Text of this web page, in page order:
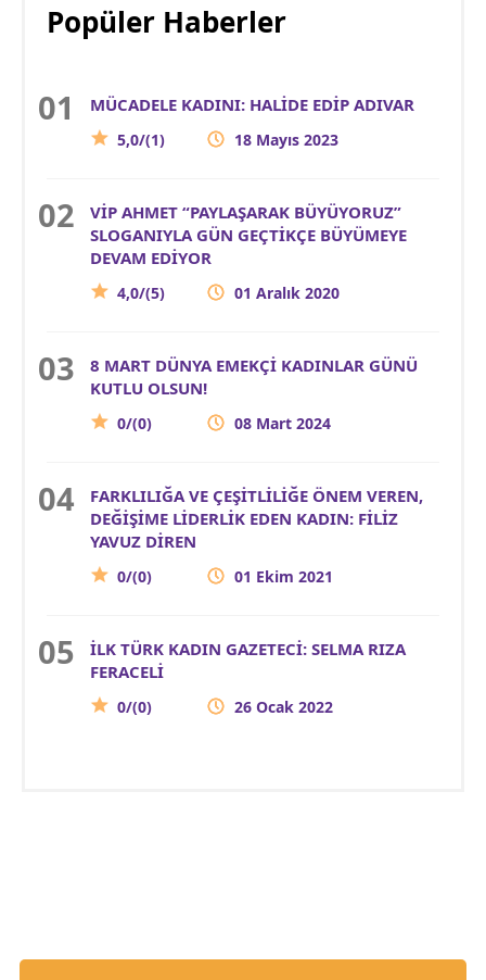
Popüler Haberler
MÜCADELE KADINI: HALİDE EDİP ADIVAR
5,0/(1) 18 Mayıs 2023
VİP AHMET “PAYLAŞARAK BÜYÜYORUZ”
SLOGANIYLA GÜN GEÇTİKÇE BÜYÜMEYE
DEVAM EDİYOR
4,0/(5) 01 Aralık 2020
8 MART DÜNYA EMEKÇİ KADINLAR GÜNÜ
KUTLU OLSUN!
0/(0) 08 Mart 2024
FARKLILIĞA VE ÇEŞİTLİLİĞE ÖNEM VEREN,
DEĞİŞİME LİDERLİK EDEN KADIN: FİLİZ
YAVUZ DİREN
0/(0) 01 Ekim 2021
İLK TÜRK KADIN GAZETECİ: SELMA RIZA
FERACELİ
0/(0) 26 Ocak 2022